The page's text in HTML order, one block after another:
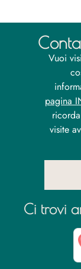
Vuoi
pagina
visite
Ci trovi